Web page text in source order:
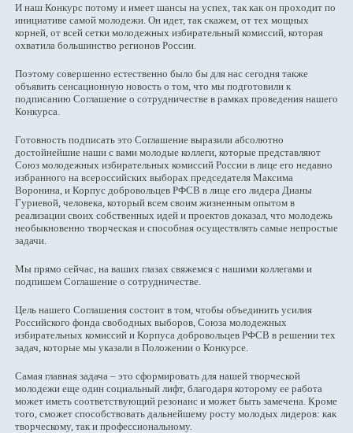
И наш Конкурс потому и имеет шансы на успех, так как он проходит по
инициативе самой молодежи. Он идет, так скажем, от тех мощных
корней, от всей сетки молодежных избирательный комиссий, которая
охватила большинство регионов России.
Поэтому совершенно естественно было бы для нас сегодня также
объявить сенсационную новость о том, что мы подготовили к
подписанию Соглашение о сотрудничестве в рамках проведения нашего
Конкурса.
Готовность подписать это Соглашение выразили абсолютно
достойнейшие наши с вами молодые коллеги, которые представляют
Союз молодежных избирательных комиссий России в лице его недавно
избранного на всероссийских выборах председателя Максима
Воронина, и Корпус добровольцев РФСВ в лице его лидера Дианы
Гуриевой, человека, который всем своим жизненным опытом в
реализации своих собственных идей и проектов доказал, что молодежь
необыкновенно творческая и способная осуществлять самые непростые
задачи.
Мы прямо сейчас, на ваших глазах свяжемся с нашими коллегами и
подпишем Соглашение о сотрудничестве.
Цель нашего Соглашения состоит в том, чтобы объединить усилия
Российского фонда свободных выборов, Союза молодежных
избирательных комиссий и Корпуса добровольцев РФСВ в решении тех
задач, которые мы указали в Положении о Конкурсе.
Самая главная задача – это сформировать для нашей творческой
молодежи еще один социальный лифт, благодаря которому ее работа
может иметь соответствующий резонанс и может быть замечена. Кроме
того, сможет способствовать дальнейшему росту молодых лидеров: как
творческому, так и профессиональному.